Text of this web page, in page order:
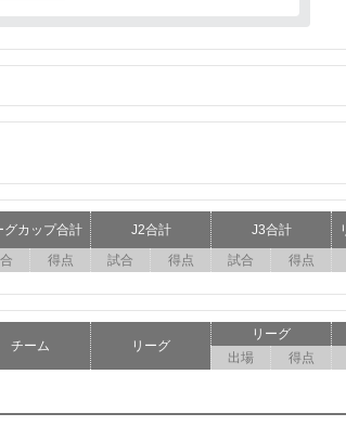
グカップ合計 J2合計 J3合計
得点 試合 得点 試合 得点
チーム リーグ
リーグ
出場
得点